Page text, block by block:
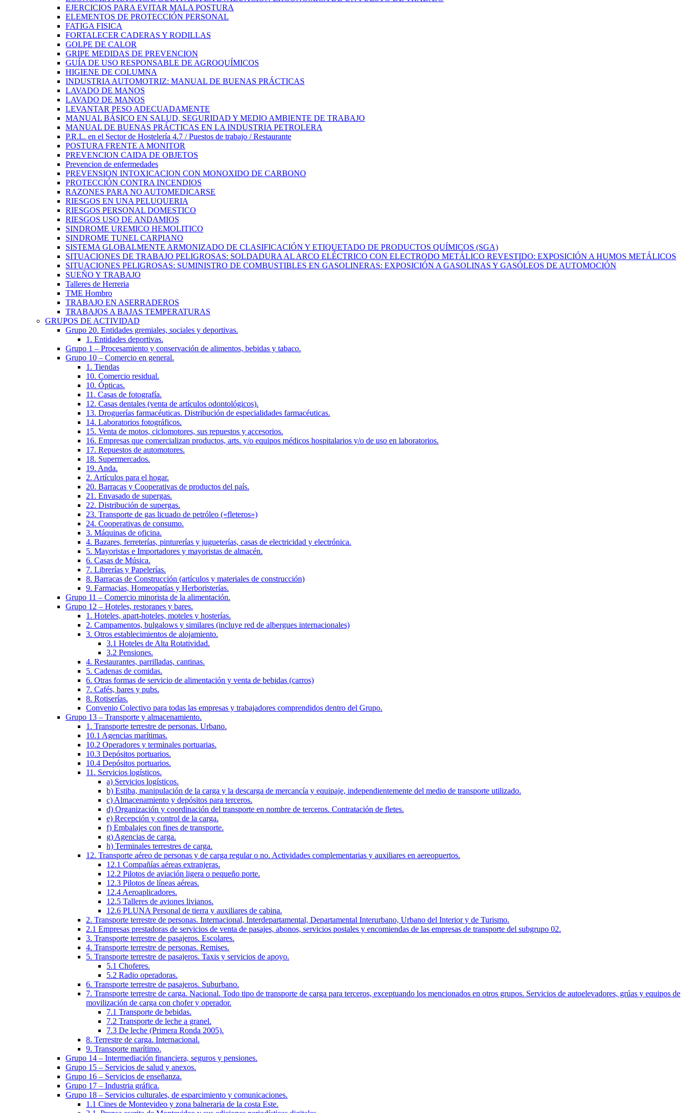
EJERCICIOS PARA EVITAR MALA POSTURA
ELEMENTOS DE PROTECCIÓN PERSONAL
FATIGA FISICA
FORTALECER CADERAS Y RODILLAS
GOLPE DE CALOR
GRIPE MEDIDAS DE PREVENCION
GUÍA DE USO RESPONSABLE DE AGROQUÍMICOS
HIGIENE DE COLUMNA
INDUSTRIA AUTOMOTRIZ: MANUAL DE BUENAS PRÁCTICAS
LAVADO DE MANOS
LAVADO DE MANOS
LEVANTAR PESO ADECUADAMENTE
MANUAL BÁSICO EN SALUD, SEGURIDAD Y MEDIO AMBIENTE DE TRABAJO
MANUAL DE BUENAS PRÁCTICAS EN LA INDUSTRIA PETROLERA
P.R.L. en el Sector de Hostelería 4.7 / Puestos de trabajo / Restaurante
POSTURA FRENTE A MONITOR
PREVENCION CAIDA DE OBJETOS
Prevencion de enfermedades
PREVENSION INTOXICACION CON MONOXIDO DE CARBONO
PROTECCIÓN CONTRA INCENDIOS
RAZONES PARA NO AUTOMEDICARSE
RIESGOS EN UNA PELUQUERIA
RIESGOS PERSONAL DOMESTICO
RIESGOS USO DE ANDAMIOS
SINDROME UREMICO HEMOLITICO
SINDROME TUNEL CARPIANO
SISTEMA GLOBALMENTE ARMONIZADO DE CLASIFICACIÓN Y ETIQUETADO DE PRODUCTOS QUÍMICOS (SGA)
SITUACIONES DE TRABAJO PELIGROSAS: SOLDADURA AL ARCO ELÉCTRICO CON ELECTRODO METÁLICO REVESTIDO: EXPOSICIÓN A HUMOS METÁLICOS
SITUACIONES PELIGROSAS: SUMINISTRO DE COMBUSTIBLES EN GASOLINERAS: EXPOSICIÓN A GASOLINAS Y GASÓLEOS DE AUTOMOCIÓN
SUEÑO Y TRABAJO
Talleres de Herreria
TME Hombro
TRABAJO EN ASERRADEROS
TRABAJOS A BAJAS TEMPERATURAS
GRUPOS DE ACTIVIDAD
Grupo 20. Entidades gremiales, sociales y deportivas.
1. Entidades deportivas.
Grupo 1 – Procesamiento y conservación de alimentos, bebidas y tabaco.
Grupo 10 – Comercio en general.
1. Tiendas
10. Comercio residual.
10. Ópticas.
11. Casas de fotografía.
12. Casas dentales (venta de artículos odontológicos).
13. Droguerías farmacéuticas. Distribución de especialidades farmacéuticas.
14. Laboratorios fotográficos.
15. Venta de motos, ciclomotores, sus repuestos y accesorios.
16. Empresas que comercializan productos, arts. y/o equipos médicos hospitalarios y/o de uso en laboratorios.
17. Repuestos de automotores.
18. Supermercados.
19. Anda.
2. Artículos para el hogar.
20. Barracas y Cooperativas de productos del país.
21. Envasado de supergas.
22. Distribución de supergas.
23. Transporte de gas licuado de petróleo («fleteros»)
24. Cooperativas de consumo.
3. Máquinas de oficina.
4. Bazares, ferreterías, pinturerías y jugueterías, casas de electricidad y electrónica.
5. Mayoristas e Importadores y mayoristas de almacén.
6. Casas de Música.
7. Librerías y Papelerías.
8. Barracas de Construcción (artículos y materiales de construcción)
9. Farmacias, Homeopatías y Herboristerías.
Grupo 11 – Comercio minorista de la alimentación.
Grupo 12 – Hoteles, restoranes y bares.
1. Hoteles, apart-hoteles, moteles y hosterías.
2. Campamentos, bulgalows y similares (incluye red de albergues internacionales)
3. Otros establecimientos de alojamiento.
3.1 Hoteles de Alta Rotatividad.
3.2 Pensiones.
4. Restaurantes, parrilladas, cantinas.
5. Cadenas de comidas.
6. Otras formas de servicio de alimentación y venta de bebidas (carros)
7. Cafés, bares y pubs.
8. Rotiserías.
Convenio Colectivo para todas las empresas y trabajadores comprendidos dentro del Grupo.
Grupo 13 – Transporte y almacenamiento.
1. Transporte terrestre de personas. Urbano.
10.1 Agencias marítimas.
10.2 Operadores y terminales portuarias.
10.3 Depósitos portuarios.
10.4 Depósitos portuarios.
11. Servicios logísticos.
a) Servicios logísticos.
b) Estiba, manipulación de la carga y la descarga de mercancía y equipaje, independientemente del medio de transporte utilizado.
c) Almacenamiento y depósitos para terceros.
d) Organización y coordinación del transporte en nombre de terceros. Contratación de fletes.
e) Recepción y control de la carga.
f) Embalajes con fines de transporte.
g) Agencias de carga.
h) Terminales terrestres de carga.
12. Transporte aéreo de personas y de carga regular o no. Actividades complementarias y auxiliares en aereopuertos.
12.1 Compañías aéreas extranjeras.
12.2 Pilotos de aviación ligera o pequeño porte.
12.3 Pilotos de líneas aéreas.
12.4 Aeroaplicadores.
12.5 Talleres de aviones livianos.
12.6 PLUNA Personal de tierra y auxiliares de cabina.
2. Transporte terrestre de personas. Internacional, Interdepartamental, Departamental Interurbano, Urbano del Interior y de Turismo.
2.1 Empresas prestadoras de servicios de venta de pasajes, abonos, servicios postales y encomiendas de las empresas de transporte del subgrupo 02.
3. Transporte terrestre de pasajeros. Escolares.
4. Transporte terrestre de personas. Remises.
5. Transporte terrestre de pasajeros. Taxis y servicios de apoyo.
5.1 Choferes.
5.2 Radio operadoras.
6. Transporte terrestre de pasajeros. Suburbano.
7. Transporte terrestre de carga. Nacional. Todo tipo de transporte de carga para terceros, exceptuando los mencionados en otros grupos. Servicios de autoelevadores, grúas y equipos de
movilización de carga con chofer y operador.
7.1 Transporte de bebidas.
7.2 Transporte de leche a granel.
7.3 De leche (Primera Ronda 2005).
8. Terrestre de carga. Internacional.
9. Transporte marítimo.
Grupo 14 – Intermediación financiera, seguros y pensiones.
Grupo 15 – Servicios de salud y anexos.
Grupo 16 – Servicios de enseñanza.
Grupo 17 – Industria gráfica.
Grupo 18 – Servicios culturales, de esparcimiento y comunicaciones.
1.1 Cines de Montevideo y zona balneraria de la costa Este.